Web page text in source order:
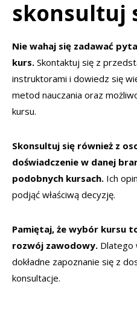
skonsultuj
Nie wahaj się zadawać
kurs. Skontaktuj się z
instruktorami i dowiedz się
metod nauczania oraz
kursu.
Skonsultuj się również z
doświadczenie w danej
podobnych kursach. Ich
podjąć właściwą decyzję.
Pamiętaj, że wybór kursu
rozwój zawodowy. Dlatego
dokładne zapoznanie się z
konsultacje.